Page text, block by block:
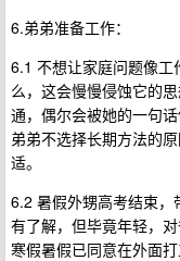
6.弟弟准备工作：
6.1 不想让家庭问题像
么，这会慢慢侵蚀它的
通，偶尔会被她的一句
弟弟不选择长期方法的
适。
6.2 暑假外甥高考结束
有了解，但毕竟年轻，
寒假暑假已同意在外面